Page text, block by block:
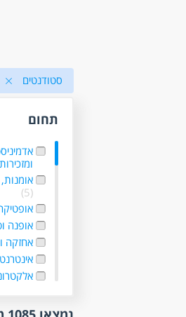
סטודנטים
תחום
ומזכירות
(5)
אופנה
אחזקה
אינטרנט